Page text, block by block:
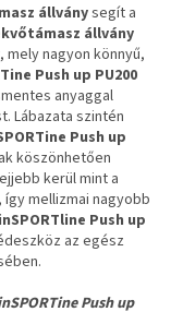
állványsegít a
állvány
nagyon könnyű,
Push up PU200
anyaggal
Lábazata szintén
Push up
köszönhetően
kerül mint a
mellizmai nagyobb
inSPORTline Push up
az egész
Push up